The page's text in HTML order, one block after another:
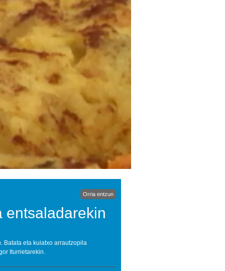
Orria entzun
entsaladarekin
Batata eta kuiatxo arrautzopila
Iturrietarekin.